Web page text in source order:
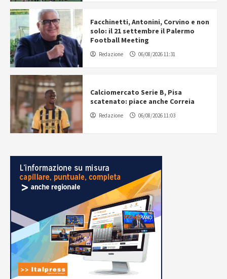
Facchinetti, Antonini, Corvino e non
solo: il 21 settembre il Palermo
Football Meeting
Redazione 06/08/2026 11:31
Calciomercato Serie B, Pisa
scatenato: piace anche Correia
Redazione 06/08/2026 11:03